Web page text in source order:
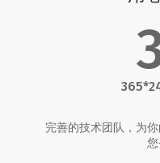
完善的技术团队，为
您